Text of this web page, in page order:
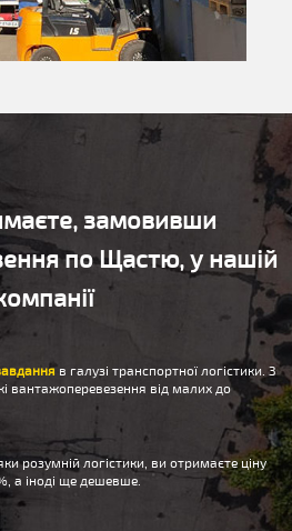
замовивши
по Щастю, у нашій
в галузі транспортної логістики. З
вантажоперевезення від малих до
розумній логістики, ви отримаєте ціну
а іноді ще дешевше.